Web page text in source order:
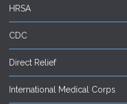
HRSA
CDC
Direct Relief
International Medical Corps